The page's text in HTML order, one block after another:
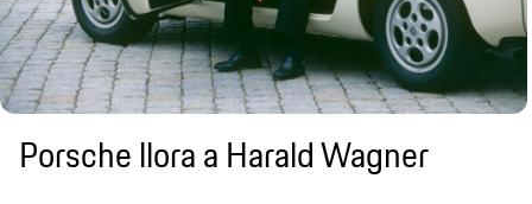
Porsche llora a Harald Wagner